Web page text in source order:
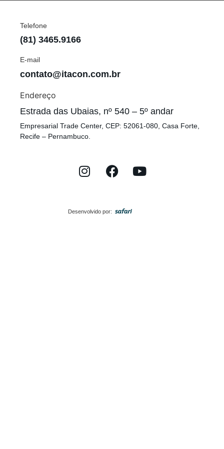
Telefone
(81) 3465.9166
E-mail
contato@itacon.com.br
Endereço
Estrada das Ubaias, nº 540 – 5º andar
Empresarial Trade Center, CEP: 52061-080, Casa Forte,
Recife – Pernambuco.
Desenvolvido por: